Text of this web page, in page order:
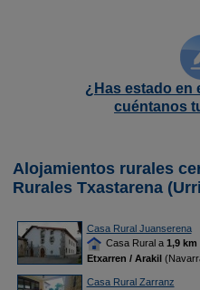
¿Has estado en
cuéntanos
Alojamientos rurales
Rurales Txastarena
Casa Rural Juanserena
Casa Rural a 1,9 km
Etxarren / Arakil
Casa Rural Zarranz